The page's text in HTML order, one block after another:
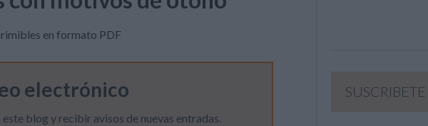
en formato PDF
electrónico
blog y recibir avisos de nuevas entradas.
SUSCRIBETE